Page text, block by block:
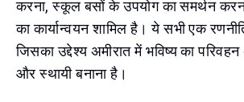
करना, स्कूल बसों के उपयोग का समर्थन
का कार्यान्वयन शामिल है। ये सभी एक
जिसका उद्देश्य अमीरात में भविष्य का
और स्थायी बनाना है।